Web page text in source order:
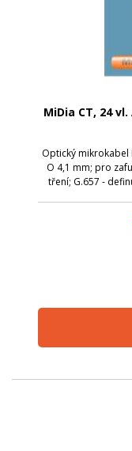
MiDia CT, 24 vl.
Optický mikrokabel
O 4,1 mm; pro
tření; G.657 -